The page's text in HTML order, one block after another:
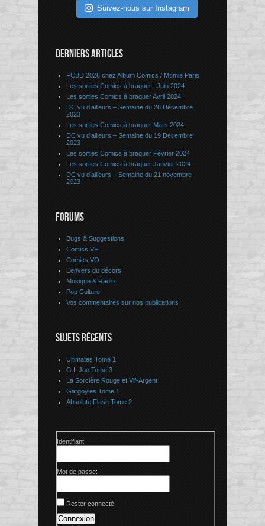
Suivez-nous sur Instagram
DERNIERS ARTICLES
FCBD 2026 chez Album Comics / Momie Paris
Les sorties Comics à braquer : Juin 2024
Les sorties Comics à braquer Avril 2024
DC vu d’ailleurs – Semaine du 26 Décembre
2023
Les sorties Comics à braquer Mars 2024
DC vu d’ailleurs – Semaine du 19 Décembre
2023
Les sorties Comics à braquer Février 2024
Les sorties Comics à braquer Janvier 2024
DC vu d’ailleurs – Semaine du 21 novembre
2023
FORUMS
Bugs & Suggestions
Comics VF
Comics VO
L’envers du décors
Musique & Radio
Pop Culture
Vos commentaires sur nos publications
SUJETS RÉCENTS
Ultimates Tome 1
G.I. Joe Tome 3
La Sorcière Rouge et Vif-Argent
Gargoyles Tome 1
Absolute Flash Tome 2
Identifiant:
Mot de passe:
Rester connecté
Connexion